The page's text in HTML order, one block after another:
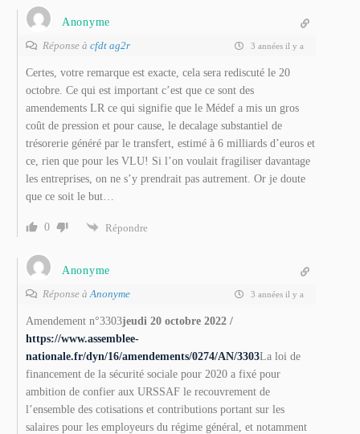
Anonyme
Réponse à cfdt ag2r 3 années il y a
Certes, votre remarque est exacte, cela sera rediscuté le 20
octobre. Ce qui est important c’est que ce sont des
amendements LR ce qui signifie que le Médef a mis un gros
coût de pression et pour cause, le decalage substantiel de
trésorerie généré par le transfert, estimé à 6 milliards d’euros et
ce, rien que pour les VLU! Si l’on voulait fragiliser davantage
les entreprises, on ne s’y prendrait pas autrement. Or je doute
que ce soit le but…
0 Répondre
Anonyme
Réponse à Anonyme 3 années il y a
Amendement n°3303jeudi 20 octobre 2022 /
https://www.assemblee-
nationale.fr/dyn/16/amendements/0274/AN/3303La loi de
financement de la sécurité sociale pour 2020 a fixé pour
ambition de confier aux URSSAF le recouvrement de
l’ensemble des cotisations et contributions portant sur les
salaires pour les employeurs du régime général, et notamment